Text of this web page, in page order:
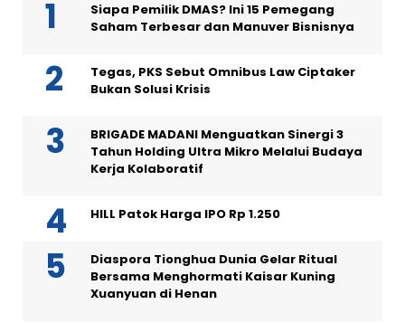
Siapa Pemilik DMAS? Ini 15 Pemegang
Saham Terbesar dan Manuver Bisnisnya
Tegas, PKS Sebut Omnibus Law Ciptaker
Bukan Solusi Krisis
BRIGADE MADANI Menguatkan Sinergi 3
Tahun Holding Ultra Mikro Melalui Budaya
Kerja Kolaboratif
HILL Patok Harga IPO Rp 1.250
Diaspora Tionghua Dunia Gelar Ritual
Bersama Menghormati Kaisar Kuning
Xuanyuan di Henan